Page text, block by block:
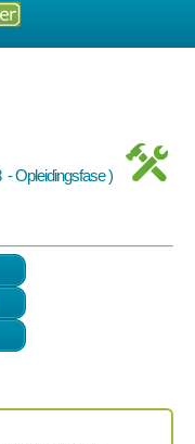
- Opleidingsfase )